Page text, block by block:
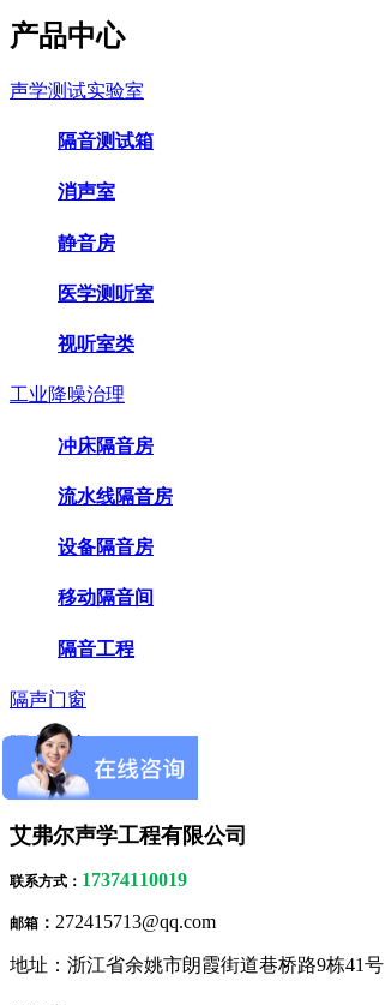
产品中心
声学测试实验室
隔音测试箱
消声室
静音房
医学测听室
视听室类
工业降噪治理
冲床隔音房
流水线隔音房
设备隔音房
移动隔音间
隔音工程
隔声门窗
隔声屏障
隔声吸声材料
艾弗尔声学工程有限公司
联系方式 ： 17374110019
邮箱 ： 272415713@qq.com
地址：浙江省余姚市朗霞街道巷桥路9栋41号